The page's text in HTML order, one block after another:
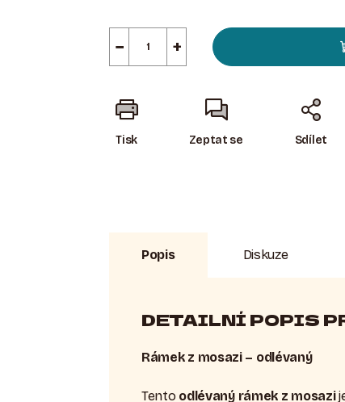
+
−
Tisk Zeptat se Sdílet
Popis Diskuze
DETAILNÍ POPIS
Rámek z mosazi – odlévaný
Tento odlévaný rámek z mosazi